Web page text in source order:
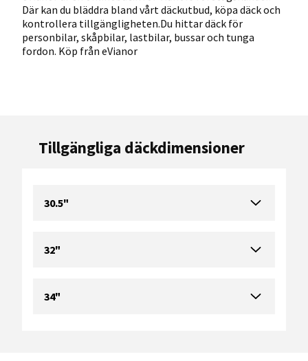
Där kan du bläddra bland vårt däckutbud, köpa däck och
kontrollera tillgängligheten.Du hittar däck för
personbilar, skåpbilar, lastbilar, bussar och tunga
fordon. Köp från eVianor
Tillgängliga däckdimensioner
30.5"
32"
34"